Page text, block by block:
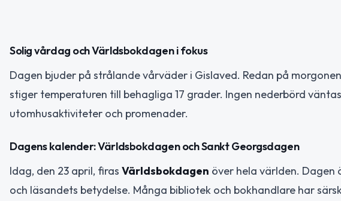
Solig vårdag och Världsbokdagen i fokus
Dagen bjuder på strålande vårväder i Gislaved. Redan på
stiger temperaturen till behagliga 17 grader. Ingen nederbörd
utomhusaktiviteter och promenader.
Dagens kalender: Världsbokdagen och Sankt Georgsdagen
Idag, den 23 april, firas Världsbokdagen över hela världen. Dagen
och läsandets betydelse. Många bibliotek och bokhandlare har